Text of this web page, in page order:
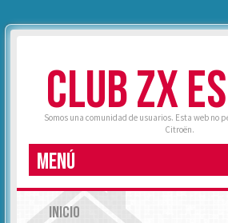
CLUB ZX
Somos una comunidad de usuarios. Esta web no
Citroën.
MENÚ
INICIO